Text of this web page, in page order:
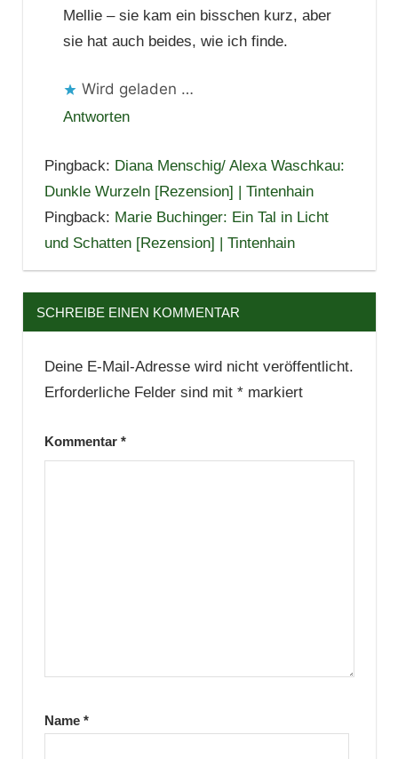
Mellie – sie kam ein bisschen kurz, aber
sie hat auch beides, wie ich finde.
Wird geladen …
Antworten
Pingback: Diana Menschig/ Alexa Waschkau:
Dunkle Wurzeln [Rezension] | Tintenhain
Pingback: Marie Buchinger: Ein Tal in Licht
und Schatten [Rezension] | Tintenhain
SCHREIBE EINEN KOMMENTAR
Deine E-Mail-Adresse wird nicht veröffentlicht.
Erforderliche Felder sind mit *markiert
Kommentar *
Name *